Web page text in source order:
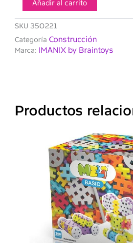
puertas
40
piezas
cantidad
Añadir al carrito
SKU 350221
Categoría Construcción
Marca: IMANIX by Braintoys
Productos